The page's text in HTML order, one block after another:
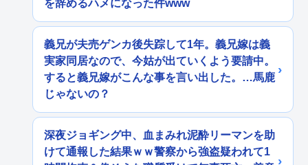
を辞めるハメになった件www
義兄が夫売ゲンカ後失踪して1年。義兄嫁は義
実家同居なので、今姑が出ていくよう要請中。
すると義兄嫁がこんな事を言い出した。…馬鹿
じゃないの？
深夜ジョギング中、血まみれ泥酔リーマンを助
けて通報した結果ｗｗ警察から強盗疑われて1